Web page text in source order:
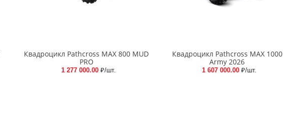
Квадроцикл Pathcross MAX 800 MUD
PRO
1 277 000.00 ₽/шт.
Квадроцикл Pathcross MAX 1000
Army 2026
1 607 000.00 ₽/шт.